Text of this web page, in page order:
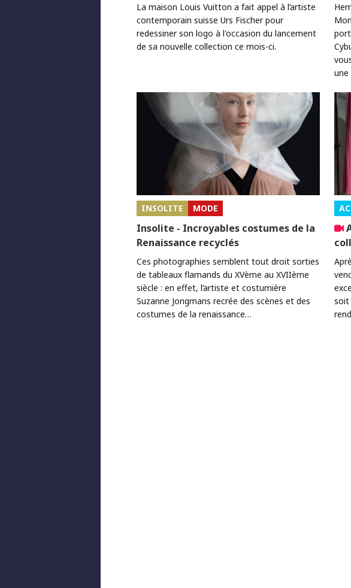
La maison Louis Vuitton a fait appel à l’artiste
contemporain suisse Urs Fischer pour
redessiner son logo à l'occasion du lancement
de sa nouvelle collection ce mois-ci.
INSOLITE MODE
Insolite - Incroyables costumes de la
Renaissance recyclés
Ces photographies semblent tout droit sorties
de tableaux flamands du XVème au XVIIème
siècle : en effet, l’artiste et costumière
Suzanne Jongmans recrée des scènes et des
costumes de la renaissance…
soit